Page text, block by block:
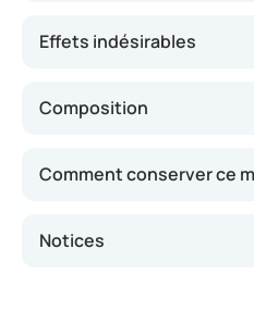
Effets indésirables
Composition
Comment conserver ce
Notices